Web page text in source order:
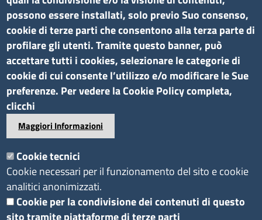
C.F. 91046340070
Peccciaa.aosta@ao.legalmail.camcom.it
Amministrazione trasparente
Bandi di gara e contratti
Bilanci
Concorsi e selezioni
Procedimenti
Provvedimenti
Seguici su
possono essere installati, solo previo Suo consenso,
cookie di terze parti che consentono alla terza parte di
profilare gli utenti. Tramite questo banner, può
accettare tutti i cookies, selezionare le categorie di
cookie di cui consente l’utilizzo e/o modificare le Sue
preferenze. Per vedere la Cookie Policy completa,
clicchi
Maggiori Informazioni
Cookie tecnici
Cookie necessari per il funzionamento del sito e cookie
analitici anonimizzati.
Cookie per la condivisione dei contenuti di questo
sito tramite piattaforme di terze parti